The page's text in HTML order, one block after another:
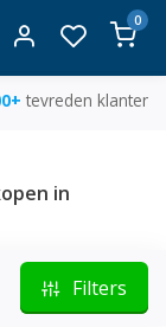
0
tevreden klanten
in
Filters